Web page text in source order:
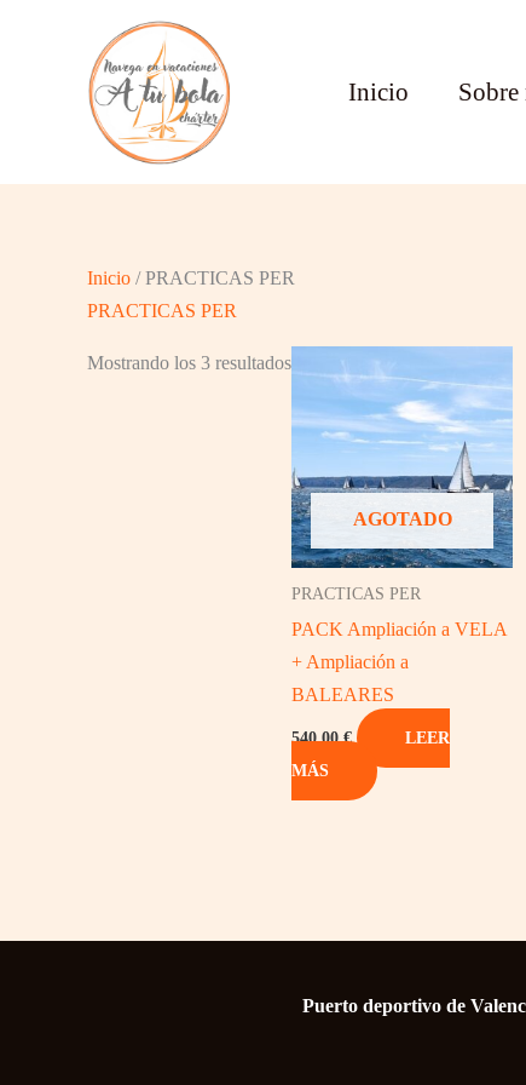
Inicio Sobre
Inicio / PRACTICAS PER
PRACTICAS PER
Mostrando los 3 resultados
AGOTADO
PRACTICAS PER
PACK Ampliación a VELA
+ Ampliación a
BALEARES
540,00€
LEER
MÁS
Puerto deportivo de